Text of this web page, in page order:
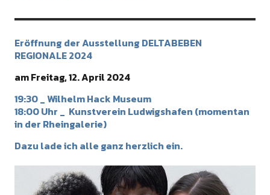
Eröffnung der Ausstellung DELTABEBEN
REGIONALE 2024
am Freitag, 12. April 2024
19:30 _ Wilhelm Hack Museum
18:00 Uhr _ Kunstverein Ludwigshafen (momentan
in der Rheingalerie)
Dazu lade ich alle ganz herzlich ein.